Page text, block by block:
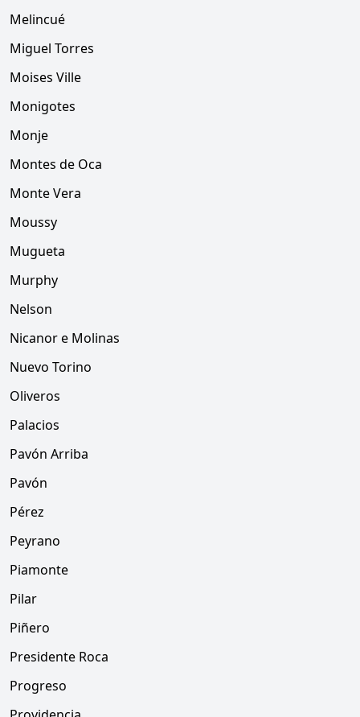
Melincué
Miguel Torres
Moises Ville
Monigotes
Monje
Montes de Oca
Monte Vera
Moussy
Mugueta
Murphy
Nelson
Nicanor e Molinas
Nuevo Torino
Oliveros
Palacios
Pavón Arriba
Pavón
Pérez
Peyrano
Piamonte
Pilar
Piñero
Presidente Roca
Progreso